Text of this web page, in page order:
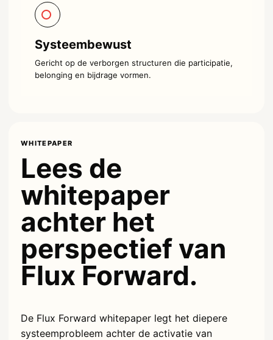
Systeembewust
Gericht op de verborgen structuren die participatie,
belonging en bijdrage vormen.
WHITEPAPER
Lees de
whitepaper
achter het
perspectief van
Flux Forward.
De Flux Forward whitepaper legt het diepere
systeemprobleem achter de activatie van